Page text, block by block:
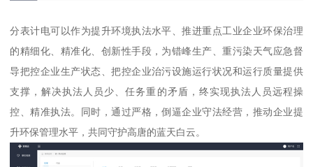
分表计电可以作为提升环境执法水平、推进重点工业企业环保治理
的精细化、精准化、创新性手段，为错峰生产、重污染天气应急督
导把控企业生产状态、把控企业治污设施运行状况和运行质量提供
支撑，解决执法人员少、任务重的矛盾，终实现执法人员远程操
控、精准执法。同时，通过严格，倒逼企业守法经营，推动企业提
升环保管理水平，共同守护高唐的蓝天白云。